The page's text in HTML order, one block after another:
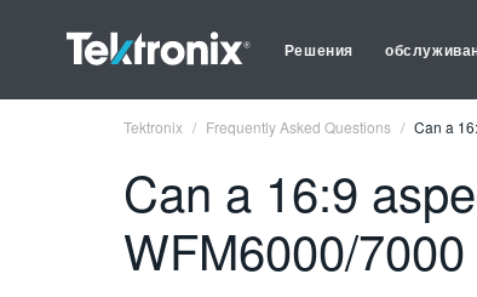
Решения
Tektronix Frequently Asked Questions Can a
Can a 16:9
WFM6000/